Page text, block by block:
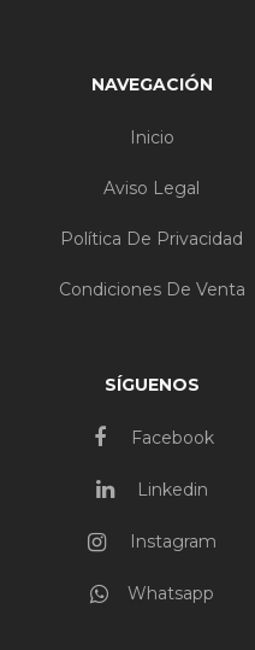
NAVEGACIÓN
Inicio
Aviso Legal
Política De Privacidad
Condiciones De Venta
SÍGUENOS
Facebook
Linkedin
Instagram
Whatsapp